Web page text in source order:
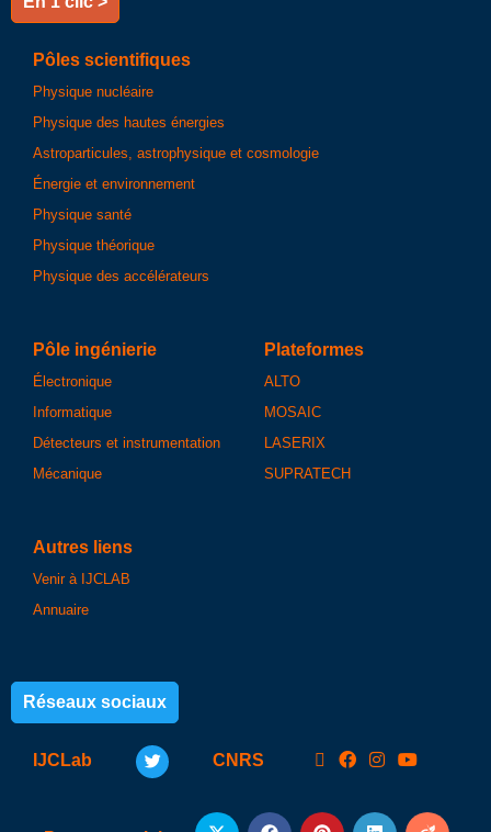
Pôles scientifiques
Physique nucléaire
Physique des hautes énergies
Astroparticules, astrophysique et cosmologie
Énergie et environnement
Physique santé
Physique théorique
Physique des accélérateurs
Pôle ingénierie
Électronique
Informatique
Détecteurs et instrumentation
Mécanique
Plateformes
ALTO
MOSAIC
LASERIX
SUPRATECH
Autres liens
Venir à IJCLAB
Annuaire
Réseaux sociaux
IJCLab CNRS